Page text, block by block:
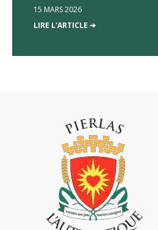
15 MARS 2026
LIRE L'ARTICLE ➔